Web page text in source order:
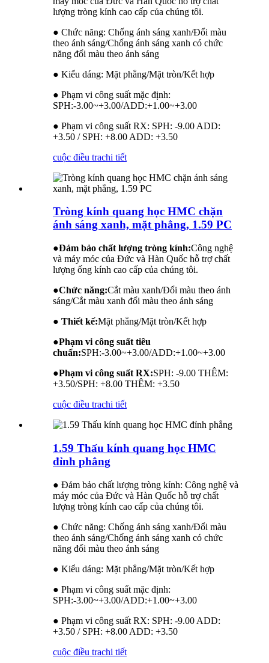
lượng tròng kính cao cấp của chúng tôi.
● Chức năng: Chống ánh sáng xanh/Đổi màu
theo ánh sáng/Chống ánh sáng xanh có chức
năng đổi màu theo ánh sáng
● Kiểu dáng: Mặt phẳng/Mặt tròn/Kết hợp
● Phạm vi công suất mặc định:
SPH:-3.00~+3.00/ADD:+1.00~+3.00
● Phạm vi công suất RX: SPH: -9.00 ADD:
+3.50 / SPH: +8.00 ADD: +3.50
cuộc điều trachi tiết
Tròng kính quang học HMC chặn
ánh sáng xanh, mặt phẳng, 1.59 PC
●Đảm bảo chất lượng tròng kính:Công nghệ
và máy móc của Đức và Hàn Quốc hỗ trợ chất
lượng ống kính cao cấp của chúng tôi.
●Chức năng:Cắt màu xanh/Đổi màu theo ánh
sáng/Cắt màu xanh đổi màu theo ánh sáng
● Thiết kế:Mặt phẳng/Mặt tròn/Kết hợp
●Phạm vi công suất tiêu
chuẩn:SPH:-3.00~+3.00/ADD:+1.00~+3.00
●Phạm vi công suất RX:SPH: -9.00 THÊM:
+3.50/SPH: +8.00 THÊM: +3.50
cuộc điều trachi tiết
1.59 Thấu kính quang học HMC
đỉnh phẳng
● Đảm bảo chất lượng tròng kính: Công nghệ và
máy móc của Đức và Hàn Quốc hỗ trợ chất
lượng tròng kính cao cấp của chúng tôi.
● Chức năng: Chống ánh sáng xanh/Đổi màu
theo ánh sáng/Chống ánh sáng xanh có chức
năng đổi màu theo ánh sáng
● Kiểu dáng: Mặt phẳng/Mặt tròn/Kết hợp
● Phạm vi công suất mặc định:
SPH:-3.00~+3.00/ADD:+1.00~+3.00
● Phạm vi công suất RX: SPH: -9.00 ADD:
+3.50 / SPH: +8.00 ADD: +3.50
cuộc điều trachi tiết